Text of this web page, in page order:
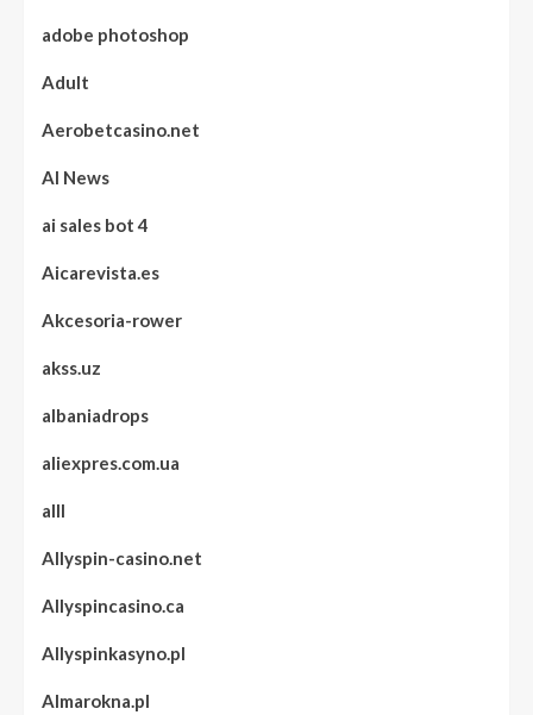
adobe photoshop
Adult
Aerobetcasino.net
AI News
ai sales bot 4
Aicarevista.es
Akcesoria-rower
akss.uz
albaniadrops
aliexpres.com.ua
alll
Allyspin-casino.net
Allyspincasino.ca
Allyspinkasyno.pl
Almarokna.pl